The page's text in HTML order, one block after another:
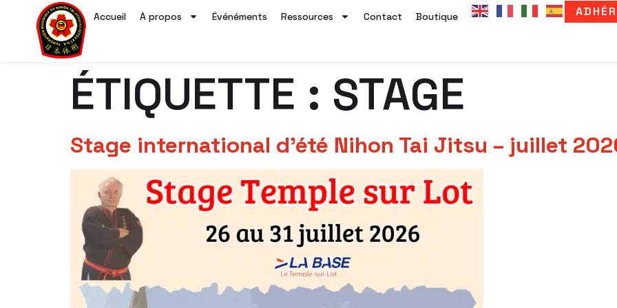
Accueil À propos Événéments Ressources Contact Boutique
ÉTIQUETTE : STAGE
Stage international d’été Nihon Tai Jitsu – juillet